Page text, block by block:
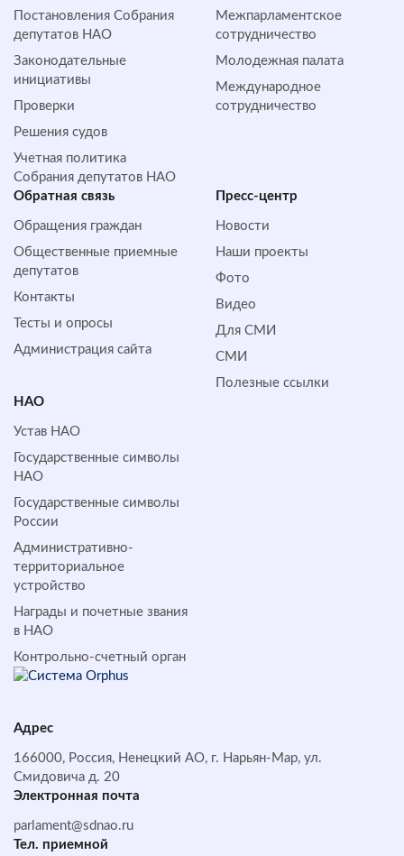
Постановления Собрания
депутатов НАО
Законодательные
инициативы
Проверки
Решения судов
Учетная политика
Собрания депутатов НАО
Межпарламентское
сотрудничество
Молодежная палата
Международное
сотрудничество
Обратная cвязь
Обращения граждан
Общественные приемные
депутатов
Контакты
Тесты и опросы
Администрация сайта
Пресс-центр
Новости
Наши проекты
Фото
Видео
Для СМИ
СМИ
Полезные ссылки
НАО
Устав НАО
Государственные символы
НАО
Государственные символы
России
Административно-
территориальное
устройство
Награды и почетные звания
в НАО
Контрольно-счетный орган
Адрес
166000, Россия, Ненецкий АО, г. Нарьян-Мар, ул.
Смидовича д. 20
Электронная почта
parlament@sdnao.ru
Тел. приемной